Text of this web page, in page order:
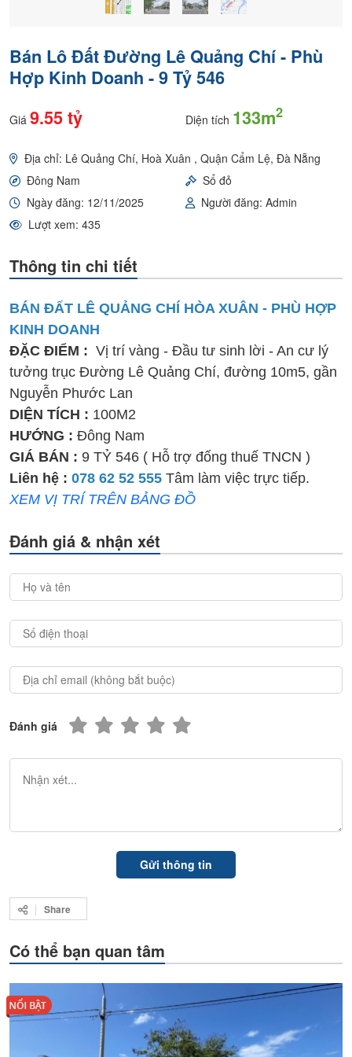
Bán Lô Đất Đường Lê Quảng Chí - Phù
Hợp Kinh Doanh - 9 Tỷ 546
Giá 9.55 tỷ Diện tích 133m2
Địa chỉ: Lê Quảng Chí, Hoà Xuân , Quận Cẩm Lệ, Đà Nẵng
Đông Nam
Sổ đỏ
Ngày đăng: 12/11/2025
Người đăng: Admin
Lượt xem: 435
Thông tin chi tiết
BÁN ĐẤT LÊ QUẢNG CHÍ HÒA XUÂN - PHÙ HỢP
KINH DOANH
ĐẶC ĐIỂM : Vị trí vàng - Đầu tư sinh lời - An cư lý
tưởng trục Đường Lê Quảng Chí, đường 10m5, gần
Nguyễn Phước Lan
DIỆN TÍCH : 100M2
HƯỚNG : Đông Nam
GIÁ BÁN : 9 TỶ 546 ( Hỗ trợ đống thuế TNCN )
Liên hệ : 078 62 52 555 Tâm làm việc trực tiếp.
XEM VỊ TRÍ TRÊN BẢNG ĐỒ
Đánh giá & nhận xét
Đánh giá
Share
Có thể bạn quan tâm